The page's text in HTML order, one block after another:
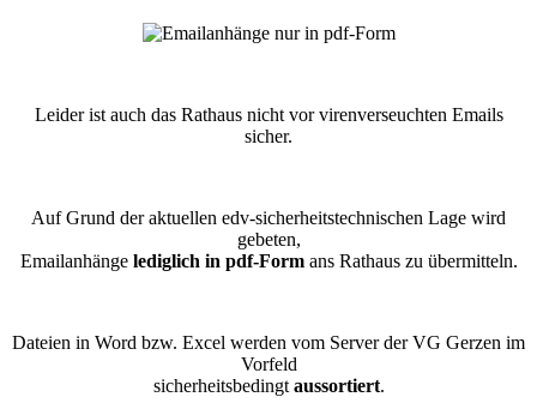
Leider ist auch das Rathaus nicht vor virenverseuchten Emails
sicher.
Auf Grund der aktuellen edv-sicherheitstechnischen Lage wird
gebeten,
Emailanhänge lediglich in pdf-Formans Rathaus zu übermitteln.
Dateien in Word bzw. Excel werden vom Server der VG Gerzen im
Vorfeld
sicherheitsbedingt aussortiert.